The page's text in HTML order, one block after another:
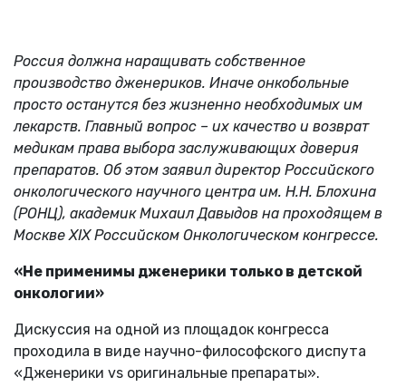
Россия должна наращивать собственное
производство дженериков. Иначе онкобольные
просто останутся без жизненно необходимых им
лекарств. Главный вопрос – их качество и возврат
медикам права выбора заслуживающих доверия
препаратов. Об этом заявил директор Российского
онкологического научного центра им. Н.Н. Блохина
(РОНЦ), академик Михаил Давыдов на проходящем в
Москве XIX Российском Онкологическом конгрессе.
«Не применимы дженерики только в детской
онкологии»
Дискуссия на одной из площадок конгресса
проходила в виде научно-философского диспута
«Дженерики vs оригинальные препараты».